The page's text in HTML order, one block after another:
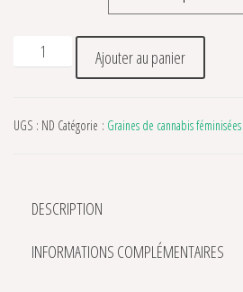
quantité de Zerealz Milk Féminisée
Ajouter au panier
UGS : ND Catégorie : Graines de cannabis féminisées
DESCRIPTION
INFORMATIONS COMPLÉMENTAIRES